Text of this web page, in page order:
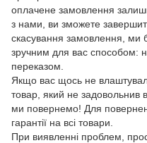
оплачене замовлення
з нами, ви зможете
скасування замовлення, ми
зручним для вас способом:
переказом.
Якщо вас щось не
товар, який не задовольнив
ми повернемо! Для
гарантії на всі товари.
При виявленні проблем,